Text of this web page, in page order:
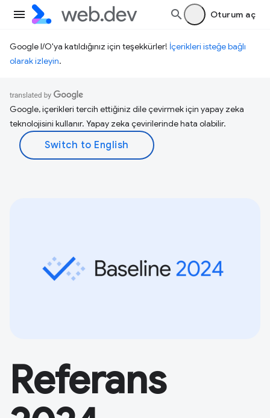
Oturum aç
Google I/O'ya katıldığınız için teşekkürler! İçerikleri isteğe bağlı
olarak izleyin.
Google, içerikleri tercih ettiğiniz dile çevirmek için yapay zeka
teknolojisini kullanır. Yapay zeka çevirilerinde hata olabilir.
Referans